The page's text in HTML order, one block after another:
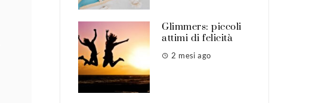
Glimmers: piccoli
attimi di felicità
2 mesi ago